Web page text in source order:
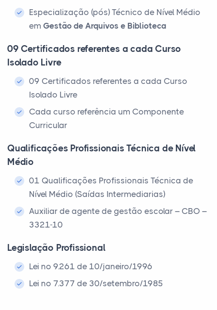
Especialização (pós) Técnico de Nível Médio
em Gestão de Arquivos e Biblioteca
09 Certificados referentes a cada Curso
Isolado Livre
09 Certificados referentes a cada Curso
Isolado Livre
Cada curso referência um Componente
Curricular
Qualificações Profissionais Técnica de Nível
Médio
01 Qualificações Profissionais Técnica de
Nível Médio (Saídas Intermediarias)
Auxiliar de agente de gestão escolar – CBO –
3321-10
Legislação Profissional
Lei nº 9.261 de 10/janeiro/1996
Lei nº 7.377 de 30/setembro/1985